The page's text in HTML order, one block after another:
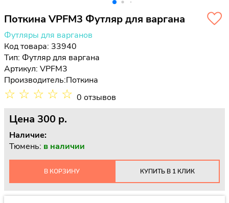
Поткина VPFM3 Футляр для варгана
Футляры для варганов
Код товара: 33940
Тип: Футляр для варгана
Артикул: VPFM3
Производитель:Поткина
☆ ☆ ☆ ☆ ☆ 0 отзывов
Цена 300 p.
Наличие:
Тюмень: в наличии
В КОРЗИНУ КУПИТЬ В 1 КЛИК